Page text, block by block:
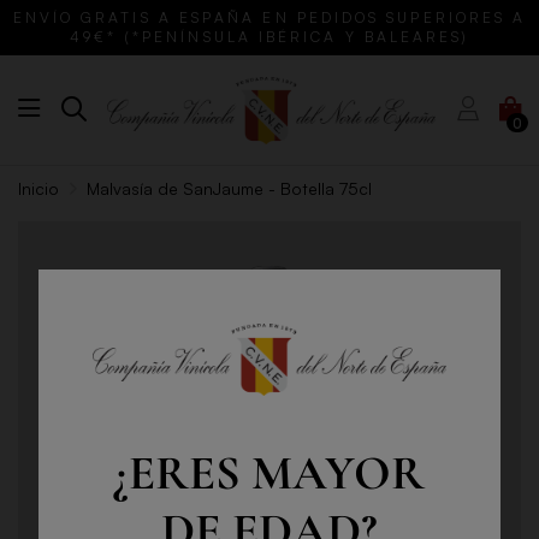
¿ERES MAYOR
ENVÍO GRATIS A ESPAÑA EN PEDIDOS SUPERIORES A
49€* (*PENÍNSULA IBÉRICA Y BALEARES)
0
Inicio Malvasía de SanJaume - Botella 75cl